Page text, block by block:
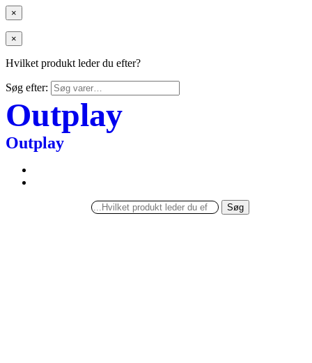
×
×
Hvilket produkt leder du efter?
Søg efter:
Outplay
Outplay
Søg